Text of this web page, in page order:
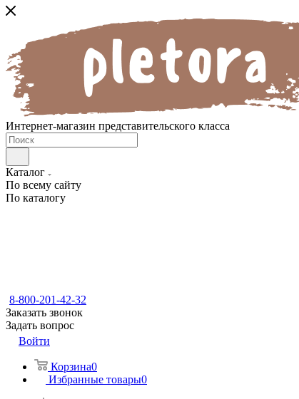
Интернет-магазин представительского класса
Каталог
По всему сайту
По каталогу
8-800-201-42-32
Заказать звонок
Задать вопрос
Войти
Корзина0
Избранные товары0